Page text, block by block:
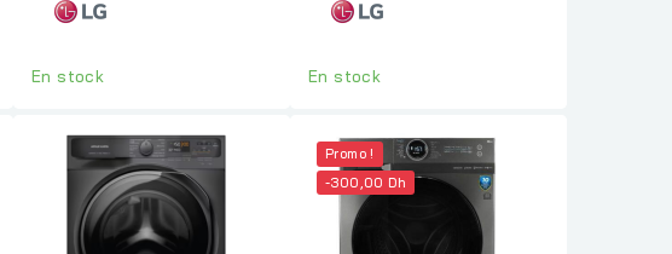
En stock En stock
Promo !
-300,00 Dh